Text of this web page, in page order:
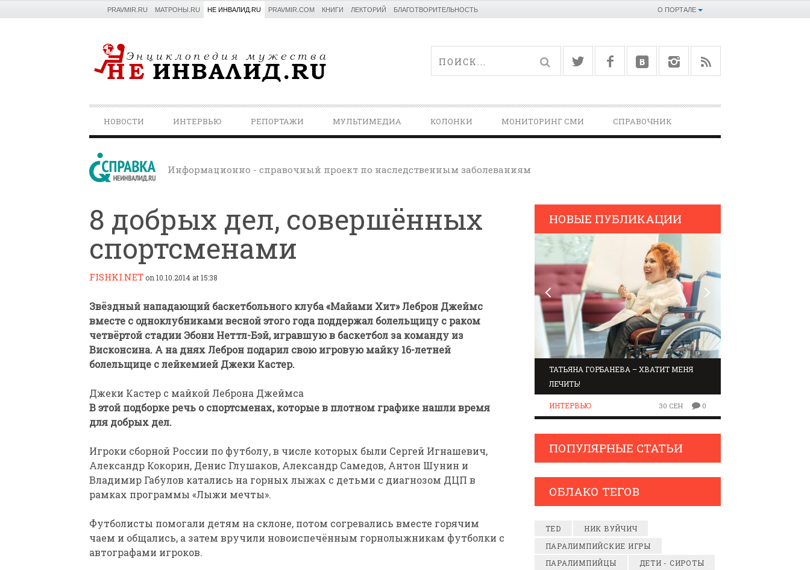
О ПОРТАЛЕ
PRAVMIR.RU МАТРОНЫ.RU НЕ ИНВАЛИД.RU PRAVMIR.COM КНИГИ ЛЕКТОРИЙ БЛАГОТВОРИТЕЛЬНОСТЬ
NAVIGATION
НОВОСТИ ИНТЕРВЬЮ РЕПОРТАЖИ МУЛЬТИМЕДИА КОЛОНКИ МОНИТОРИНГ СМИ СПРАВОЧНИК­
Информационно - справочный проект по наследственным заболеваниям
8 добрых дел, совершённых
спортсменами
FISHKI.NETon 10.10.2014 at 15:38
Звёздный нападающий баскетбольного клуба «Майами Хит» Леброн Джеймс
вместе с одноклубниками весной этого года поддержал болельщицу с раком
четвёртой стадии Эбони Неттл-Бэй, игравшую в баскетбол за команду из
Висконсина. А на днях Леброн подарил свою игровую майку 16-летней
болельщице с лейкемией Джеки Кастер.
Джеки Кастер с майкой Леброна Джеймса
В этой подборке речь о спортсменах, которые в плотном графике нашли время
для добрых дел.
Игроки сборной России по футболу, в числе которых были Сергей Игнашевич,
Александр Кокорин, Денис Глушаков, Александр Самедов, Антон Шунин и
Владимир Габулов катались на горных лыжах с детьми с диагнозом ДЦП в
рамках программы «Лыжи мечты».
Футболисты помогали детям на склоне, потом согревались вместе горячим
чаем и общались, а затем вручили новоиспечённым горнолыжникам футболки с
автографами игроков.
НОВЫЕ ПУБЛИКАЦИИ
ТАТЬЯНА ГОРБАНЕВА – ХВАТИТ МЕНЯ
ЛЕЧИТЬ!
ИНТЕРВЬЮ 30 СЕН 0
ПАРАЛИМПИЙСКАЯ ЧЕМПИОНКА ПО
КАЗАНИ ИРИНА ПОЛЯКОВА
ПОПУЛЯРНЫЕ СТАТЬИ
ОБЛАКО ТЕГОВ
TED
НИК ВУЙЧИЧ
ПАРАЛИМПИЙСКИЕ ИГРЫ
ПАРАЛИМПИЙЦЫ
ДЕТИ - СИРОТЫ